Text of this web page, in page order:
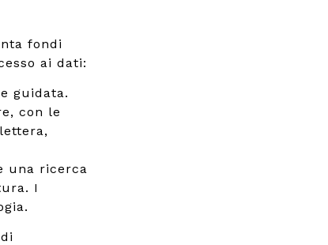
fondi
ai dati:
guidata.
con le
una ricerca
I